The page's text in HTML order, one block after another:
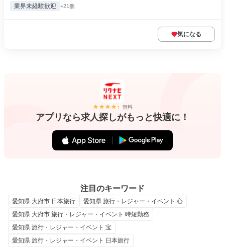
業界未経験歓迎 +21個
気になる
無料
アプリなら求人探しがもっと快適に！
注目のキーワード
愛知県 大府市 日本旅行
愛知県 旅行・レジャー・イベント 心
愛知県 大府市 旅行・レジャー・イベント 時短勤務
愛知県 旅行・レジャー・イベント 宝
愛知県 旅行・レジャー・イベント 日本旅行